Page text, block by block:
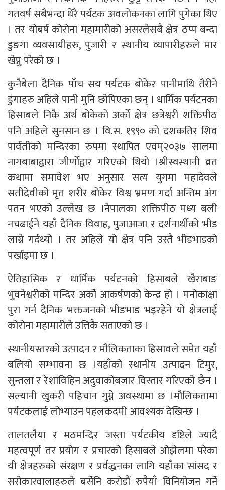
गतवर्ष सबैभन्दा धेरै पर्यटक अवलोकनका लागि पुगेका थिए
। तर योबर्ष कोरोना महामारीको असरलेसबै क्षेत्र ठप्प बन्दा
डुङगा व्यवसायीहरु, पुजारी र स्थानीय व्यापारीहरुले मार
खेप्नु परेको छ ।
कुनैबेला दैनिक पाँच सय पर्यटक बोकेर पानीमाथि तैरीने
डुंगाहरु अहिले पानी मुनि छोपिएका छन् । धार्मिक पर्यटनका
हिसाबले निकै अर्थ बोकेको अर्काे क्षेत्र छत्रेश्वरी शक्तिपीठ
पनि अहिले सुनसान छ । वि.स. १९९० को दशकतिर शिव
पार्वतीको मन्दिरका रुपमा स्थापित एवम्२०३७ सालमा
नागबाबाद्वारा जीर्णाेद्वार गरिएको थियो ।श्रीस्वस्थानी व्रत
कथामा समावेश भए अनुसार सत्य युगमा महादेवले
सतीदेवीको मृत शरीर बोकेर विश्व भ्रमण गर्दा अन्तिम अंग
पतन भएको उल्लेख छ ।नेपालका शक्तिपीठ मध्य बली
नचढाईने यहाँ दैनिक विवाह, पुजाआजा र दर्शनार्थीको भीड
लाग्ने गर्दथ्यो । तर अहिले यो क्षेत्र पनि उस्तै भीडभाडको
पर्खाइमा छ ।
ऐतिहासिक र धार्मिक पर्यटनको हिसाबले खैराबाङ
भुवनेश्वरीको मन्दिर अर्काे आकर्षणको केन्द्र हो । मनोकांक्षा
पुरा गर्न दैनिक भक्तजनको भीडभाड भइरहेने यो क्षेत्रलाई
कोरोना महामारीले उत्तिकै सताएको छ ।
स्थानीयस्तरको उत्पादन र मौलिकताका हिसावले समेत यहाँ
बलियो सम्भावना छ ।यहाँको स्थानीय उत्पादन टिमुर,
सुन्तला र रेशाविहिन अदुवाकोबजार विस्तार गरिएको छैन ।
सल्यानी खुकरी पहिचान गुम्ने अवस्थामा छ ।मौलिकतामा
पर्यटकलाई लोभ्याउन पहलकदमी आवश्यक देखिन्छ ।
तालतलैया र मठमन्दिर जस्ता पर्यटकीय दृष्टिले ज्यादै
महत्वपूर्ण तर प्रयोग र प्रचारको हिसाबले ओझेलमा परेका
यी क्षेत्रहरुको संरक्षण र प्रर्वद्धनका लागि यहाँका सांसद र
सरोकारवालाहरुले बर्सेनि करोडौं रुपैयाँ विनियोजन गर्ने